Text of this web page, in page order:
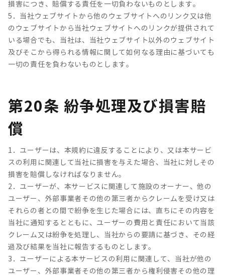
損害につき、賠償する責任を一切負わないものとします。
5．当社ウェブサイトから他のウェブサイトへのリンク又は他
のウェブサイトから当社ウェブサイトへのリンクが提供されて
いる場合でも、当社は、当社ウェブサイト以外のウェブサイト
及びそこから得られる情報に関して如何なる理由に基づいても
一切の責任を負わないものとします。
1．ユーザーは、本規約に違反することにより、又は本サービ
スの利用に関連して当社に損害を与えた場合、当社に対しその
損害を賠償しなければなりません。
2．ユーザーが、本サービスに関連して施設のオーナー、他の
ユーザー、外部事業者その他の第三者からクレームを受け又は
それらの者との間で紛争を生じた場合には、直ちにその内容を
当社に通知するとともに、ユーザーの費用と責任において当該
クレーム又は紛争を処理し、当社からの要請に基づき、その経
過及び結果を当社に報告するものとします。
3．ユーザーによる本サービスの利用に関連して、当社が他の
ユーザー、外部事業者その他の第三者から権利侵害その他の理
第20条 紛争処理及び損害賠
償